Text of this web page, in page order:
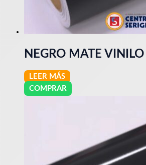
NEGRO MATE
LEER MÁS
COMPRAR